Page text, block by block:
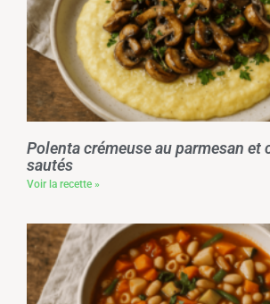
Polenta crémeuse au parmesan et
sautés
Voir la recette »